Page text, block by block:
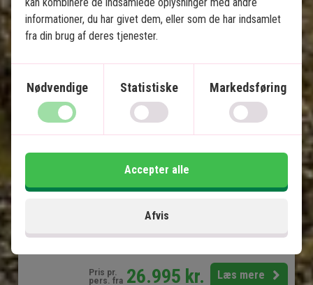
2 nætter i Amazonas
Lima
Titicacasøen
Cusco
Den Hellige Dal
Machu Picchu
16 dage
Pris pr.
pers. fra 26.995 kr. Læs mere
informationer, du har givet dem, eller som de har indsamlet
fra din brug af deres tjenester.
Nødvendige Statistiske Markedsføring
Afvis
Accepter alle